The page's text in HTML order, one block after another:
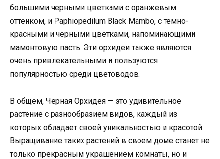
большими черными цветками с оранжевым
оттенком, и Paphiopedilum Black Mambo, с темно-
красными и черными цветками, напоминающими
мамонтовую пасть. Эти орхидеи также являются
очень привлекательными и пользуются
популярностью среди цветоводов.
В общем, Черная Орхидея — это удивительное
растение с разнообразием видов, каждый из
которых обладает своей уникальностью и красотой.
Выращивание таких растений в своем доме станет не
только прекрасным украшением комнаты, но и